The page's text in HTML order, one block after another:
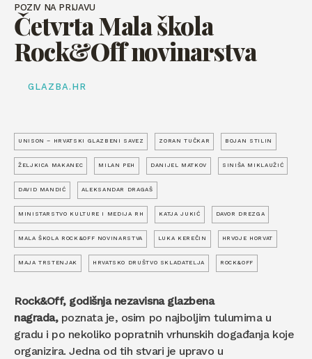
POZIV NA PRIJAVU
Četvrta Mala škola
Rock&Off novinarstva
GLAZBA.HR
UNISON – HRVATSKI GLAZBENI SAVEZ ZORAN TUČKAR BOJAN STILIN
ŽELJKICA MAKANEC MILAN PEH DANIJEL MATKOV SINIŠA MIKLAUŽIĆ
DAVID MANDIĆ ALEKSANDAR DRAGAŠ
MINISTARSTVO KULTURE I MEDIJA RH KATJA JUKIĆ DAVOR DREZGA
MALA ŠKOLA ROCK&OFF NOVINARSTVA LUKA KEREČIN HRVOJE HORVAT
MAJA TRSTENJAK HRVATSKO DRUŠTVO SKLADATELJA ROCK&OFF
Rock&Off, godišnja nezavisna glazbena
nagrada,poznata je, osim po najboljim tulumima u
gradu i po nekoliko popratnih vrhunskih događanja koje
organizira. Jedna od tih stvari je upravo u